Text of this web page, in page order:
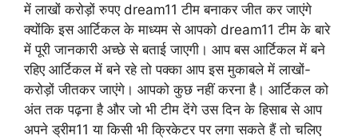
में लाखों करोड़ों रुपए dream11 टीम बनाकर जीत कर जाएंगे
क्योंकि इस आर्टिकल के माध्यम से आपको dream11 टीम के बारे
में पूरी जानकारी अच्छे से बताई जाएगी। आप बस आर्टिकल में बने
रहिए आर्टिकल में बने रहे तो पक्का आप इस मुकाबले में लाखों-
करोड़ों जीतकर जाएंगे। आपको कुछ नहीं करना है। आर्टिकल को
अंत तक पढ़ना है और जो भी टीम देंगे उस दिन के हिसाब से आप
अपने ड्रीम11 या किसी भी क्रिकेटर पर लगा सकते हैं तो चलिए